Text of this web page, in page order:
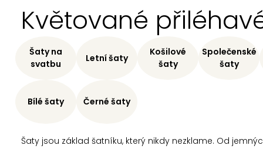
Květované
Šaty jsou základ šatníku, který nikdy nezklame. Od
Šaty na
svatbu
Letní šaty
Košilové
šaty
Společenské
šaty
Bílé šaty Černé šaty